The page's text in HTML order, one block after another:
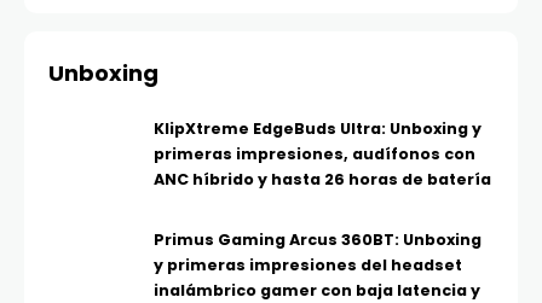
Unboxing
KlipXtreme EdgeBuds Ultra: Unboxing y
primeras impresiones, audífonos con
ANC híbrido y hasta 26 horas de batería
Primus Gaming Arcus 360BT: Unboxing
y primeras impresiones del headset
inalámbrico gamer con baja latencia y